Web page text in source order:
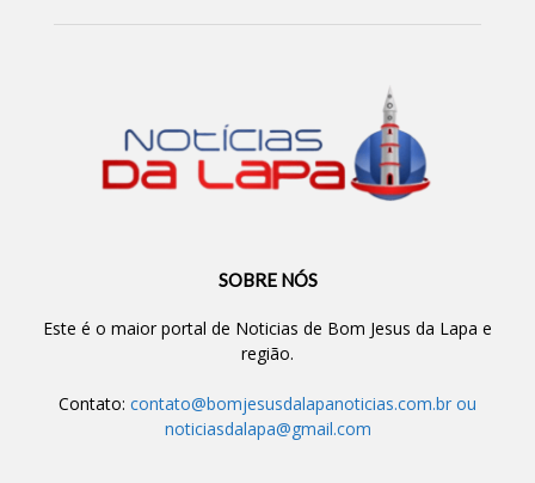
SOBRE NÓS
Este é o maior portal de Noticias de Bom Jesus da Lapa e
região.
Contato: contato@bomjesusdalapanoticias.com.br ou
noticiasdalapa@gmail.com